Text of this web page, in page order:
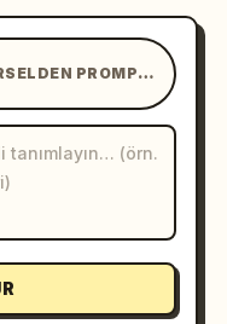
GÖRSELDEN PROMPT'A